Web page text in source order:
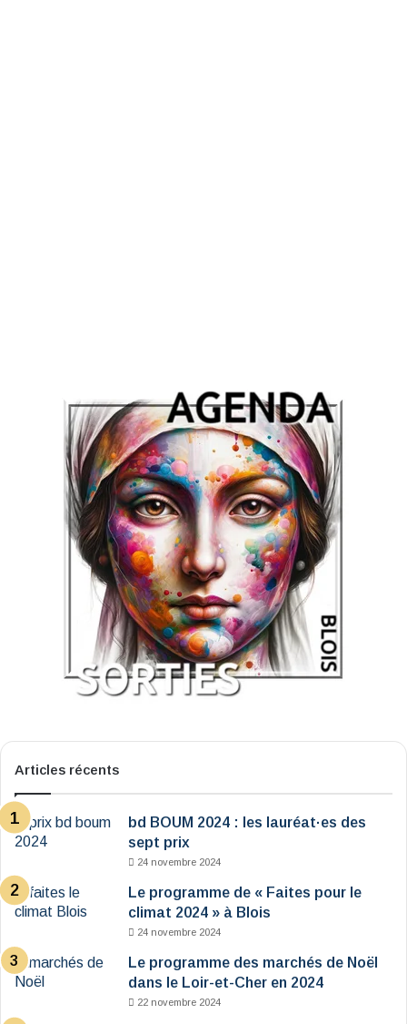
Articles récents
bd BOUM 2024 : les lauréat·es des
sept prix
24 novembre 2024
Le programme de « Faites pour le
climat 2024 » à Blois
24 novembre 2024
Le programme des marchés de Noël
dans le Loir-et-Cher en 2024
22 novembre 2024